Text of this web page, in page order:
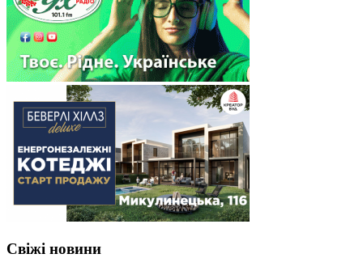
Свіжі новини